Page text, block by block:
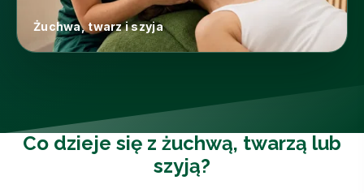
Żuchwa, twarz i szyja
Co dzieje się z żuchwą, twarzą lub
szyją?